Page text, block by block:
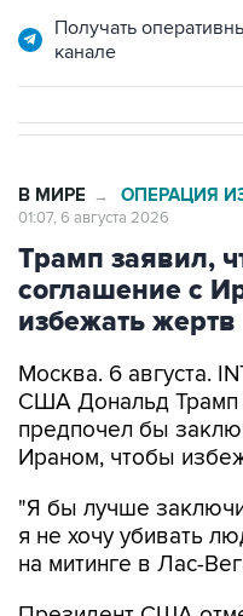
Трамп заявил,
соглашение с
избежать жертв
Москва. 6 августа.
предпочел бы
Ираном, чтобы
"Я бы лучше
на митинге в Лас-
Президент США